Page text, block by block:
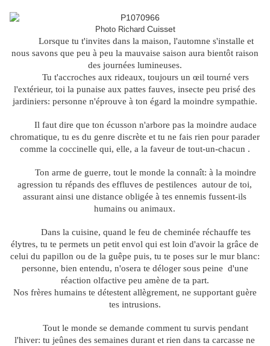
Photo RichardCuisset
Lorsque tu t'invites dans la maison, l'automne s'installe et
nous savons que peu à peu la mauvaise saison aura bientôt raison
des journées lumineuses.
Tu t'accroches aux rideaux, toujours un œil tourné vers
l'extérieur, toi la punaise aux pattes fauves, insecte peu prisé des
jardiniers: personne n'éprouve à ton égard la moindre sympathie.
Il faut dire que ton écusson n'arbore pas la moindre audace
chromatique, tu es du genre discrète et tu ne fais rien pour parader
comme la coccinelle qui, elle, a la faveur de tout-un-chacun .
Ton arme de guerre, tout le monde la connaît: à la moindre
agression tu répands des effluves de pestilences autour de toi,
assurant ainsi une distance obligée à tes ennemis fussent-ils
humains ou animaux.
Dans la cuisine, quand le feu de cheminée réchauffe tes
élytres, tu te permets un petit envol qui est loin d'avoir la grâce de
celui du papillon ou de la guêpe puis, tu te poses sur le mur blanc:
personne, bien entendu, n'osera te déloger sous peine d'une
réaction olfactive peu amène de ta part.
Nos frères humains te détestent allègrement, ne supportant guère
tes intrusions.
Tout le monde se demande comment tu survis pendant
l'hiver: tu jeûnes des semaines durant et rien dans ta carcasse ne